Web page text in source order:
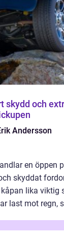
Andersson
en öppen
skyddat
lika viktig
last mot regn,